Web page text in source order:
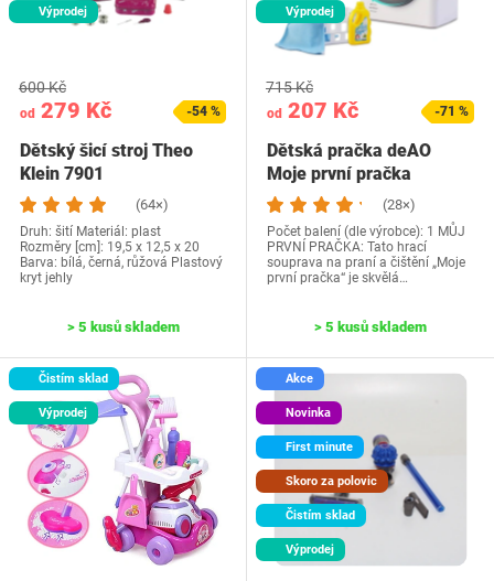
Výprodej
od 279 Kč
600 Kč
-54 %
Dětský šicí stroj Theo
Klein 7901
(64×)
Druh: šití Materiál: plast
Rozměry [cm]: 19,5 x 12,5 x 20
Barva: bílá, černá, růžová Plastový
kryt jehly
> 5 kusů skladem
Výprodej
od 207 Kč
715 Kč
-71 %
Dětská pračka deAO
Moje první pračka
(28×)
Počet balení (dle výrobce): 1 MŮJ
PRVNÍ PRAČKA: Tato hrací
souprava na praní a čištění „Moje
první pračka“ je skvělá…
> 5 kusů skladem
Čistím sklad
Výprodej
Akce
Novinka
First minute
Skoro za polovic
Čistím sklad
Výprodej